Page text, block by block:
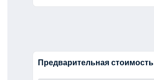
Предварительная стоимость